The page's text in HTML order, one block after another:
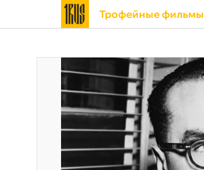
Трофейные фильмы